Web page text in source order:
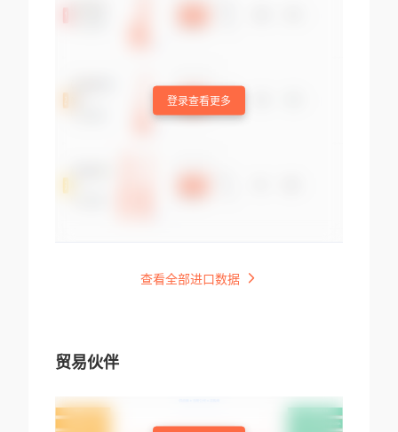
登录查看更多
查看全部进口数据
贸易伙伴